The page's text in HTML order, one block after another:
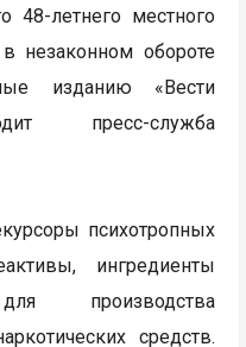
48-летнего местного
незаконном обороте
изданию «Вести
пресс-служба
психотропных
ингредиенты
производства
средств.